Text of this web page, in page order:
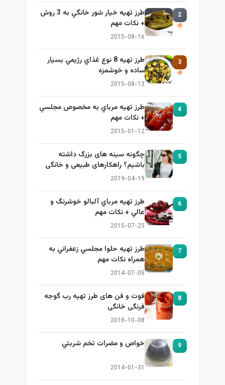
2
طرز تهيه خیار شور خانگي به 3 روش
+ نكات مهم
2015-08-16
3
طرز تهيه 8 نوع غذاي رژيمي بسيار
ساده و خوشمزه
2015-08-13
4
طرز تهيه مرباي به مخصوص مجلسي
+ نكات مهم
2015-01-12
5
چگونه سینه های بزرگ داشته
باشیم؟ راهکارهای طبیعی و خانگی
برای بزرگ کردن سینه
2019-04-19
6
طرز تهيه مرباي آلبالو خوشرنگ و
عالي + نكات مهم
2015-07-25
7
طرز تهيه حلوا مجلسي زعفراني به
همراه نكات مهم
2014-07-05
8
فوت و فن های طرز تهیه رب گوجه
فرنگی خانگی
2018-10-08
9 خواص و مضرات تخم شربتي
2014-01-31